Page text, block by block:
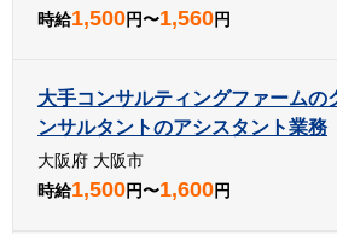
時給1,500円〜1,560円
大手コンサルティングファームの
ンサルタントのアシスタント業務
大阪府 大阪市
時給1,500円〜1,600円